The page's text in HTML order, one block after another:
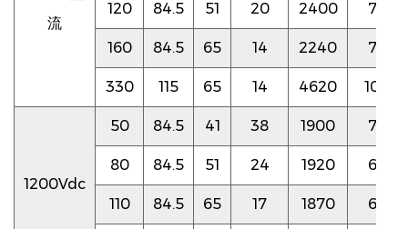
流
120 84.5 51 20 2400 70
160 84.5 65 14 2240 70
330 115 65 14 4620 100
1200Vdc
50 84.5 41 38 1900 70
80 84.5 51 24 1920 65
110 84.5 65 17 1870 65